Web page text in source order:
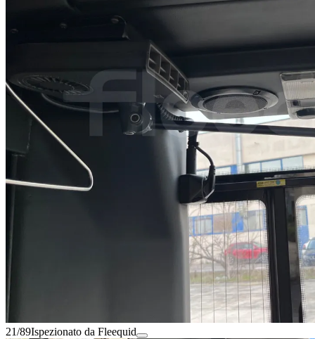
21/89Ispezionato da Fleequid